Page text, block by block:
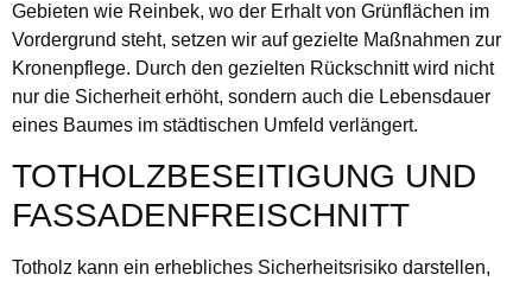
Gebieten wie Reinbek, wo der Erhalt von Grünflächen im
Vordergrund steht, setzen wir auf gezielte Maßnahmen zur
Kronenpflege. Durch den gezielten Rückschnitt wird nicht
nur die Sicherheit erhöht, sondern auch die Lebensdauer
eines Baumes im städtischen Umfeld verlängert.
TOTHOLZBESEITIGUNG UND
FASSADENFREISCHNITT
Totholz kann ein erhebliches Sicherheitsrisiko darstellen,